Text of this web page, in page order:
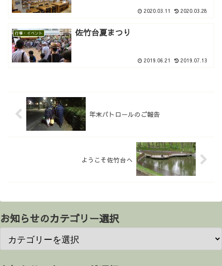
2020.03.11 2020.03.28
行事・イベント 佐竹台夏まつり
2019.06.21 2019.07.13
年末パトロールのご報告
ようこそ佐竹台へ
お知らせのカテゴリー選択